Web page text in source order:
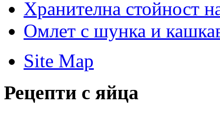
Хранителна стойност
Омлет с шунка и
Site Map
Рецепти с яйца